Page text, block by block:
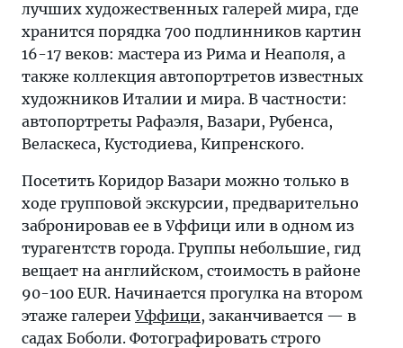
лучших художественных галерей мира, где
хранится порядка 700 подлинников картин
16-17 веков: мастера из Рима и Неаполя, а
также коллекция автопортретов известных
художников Италии и мира. В частности:
автопортреты Рафаэля, Вазари, Рубенса,
Веласкеса, Кустодиева, Кипренского.
Посетить Коридор Вазари можно только в
ходе групповой экскурсии, предварительно
забронировав ее в Уффици или в одном из
турагентств города. Группы небольшие, гид
вещает на английском, стоимость в районе
90-100 EUR. Начинается прогулка на втором
этаже галереи Уффици, заканчивается — в
садах Боболи. Фотографировать строго